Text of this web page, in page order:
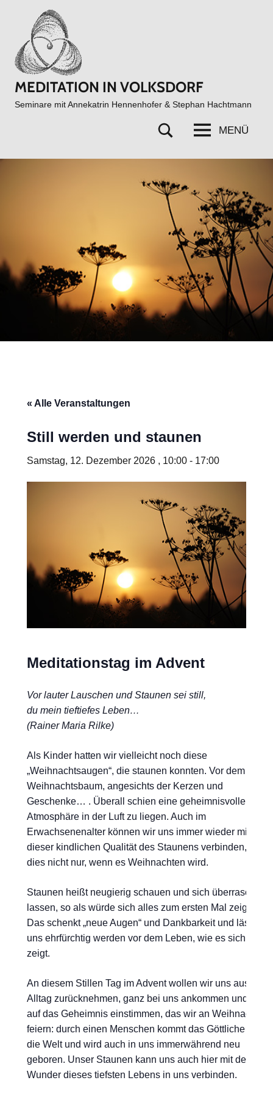
springen
MEDITATION IN VOLKSDORF
Seminare mit Annekatrin Hennenhofer & Stephan Hachtmann
MENÜ
« Alle Veranstaltungen
Still werden und staunen
Samstag, 12. Dezember 2026 , 10:00 - 17:00
Meditationstag im Advent
Vor lauter Lauschen und Staunen sei still,
du mein tieftiefes Leben…
(Rainer Maria Rilke)
Als Kinder hatten wir vielleicht noch diese
„Weihnachtsaugen“, die staunen konnten. Vor dem
Weihnachtsbaum, angesichts der Kerzen und
Geschenke… . Überall schien eine geheimnisvolle
Atmosphäre in der Luft zu liegen. Auch im
Erwachsenenalter können wir uns immer wieder mit
dieser kindlichen Qualität des Staunens verbinden, und
dies nicht nur, wenn es Weihnachten wird.
Staunen heißt neugierig schauen und sich überraschen
lassen, so als würde sich alles zum ersten Mal zeigen.
Das schenkt „neue Augen“ und Dankbarkeit und lässt
uns ehrfürchtig werden vor dem Leben, wie es sich
zeigt.
An diesem Stillen Tag im Advent wollen wir uns aus dem
Alltag zurücknehmen, ganz bei uns ankommen und uns
auf das Geheimnis einstimmen, das wir an Weihnachten
feiern: durch einen Menschen kommt das Göttliche
die Welt und wird auch in uns immerwährend neu
geboren. Unser Staunen kann uns auch hier mit dem
Wunder dieses tiefsten Lebens in uns verbinden.